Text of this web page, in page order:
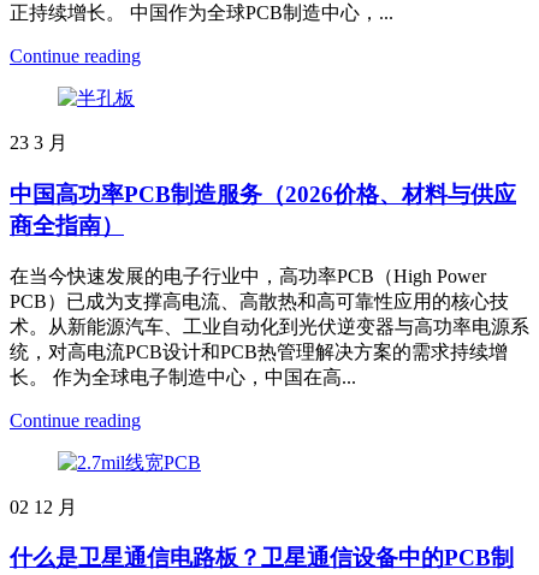
正持续增长。 中国作为全球PCB制造中心，...
Continue reading
23 3 月
中国高功率PCB制造服务（2026价格、材料与供应
商全指南）
在当今快速发展的电子行业中，高功率PCB（High Power
PCB）已成为支撑高电流、高散热和高可靠性应用的核心技
术。从新能源汽车、工业自动化到光伏逆变器与高功率电源系
统，对高电流PCB设计和PCB热管理解决方案的需求持续增
长。 作为全球电子制造中心，中国在高...
Continue reading
02 12 月
什么是卫星通信电路板？卫星通信设备中的PCB制